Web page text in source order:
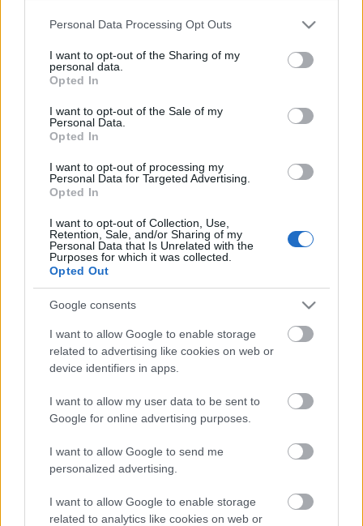
Please note that this website/app uses one or more Google
not limited to your visit or usage behaviour. You may click to
grant or deny consent to Google and its third-party tags to
use your data for below specified purposes in below Google
consent section.
Personal Data Processing Opt Outs
I want to opt-out of the Sharing of my
personal data.
Opted In
I want to opt-out of the Sale of my
Personal Data.
Opted In
I want to opt-out of processing my
Personal Data for Targeted Advertising.
Opted In
I want to opt-out of Collection, Use,
Retention, Sale, and/or Sharing of my
Personal Data that Is Unrelated with the
Purposes for which it was collected.
Opted Out
Google consents
I want to allow Google to enable storage
related to advertising like cookies on web or
device identifiers in apps.
I want to allow my user data to be sent to
Google for online advertising purposes.
I want to allow Google to send me
personalized advertising.
I want to allow Google to enable storage
related to analytics like cookies on web or
SEGÍTIK A VADÁLLOMÁNYT A SOMOGYI
ERDŐKBEN
KEVESEBB FÉNYT!
Országos hírek
TOVÁBBKÉPZÉSEKKEL ERŐSÍT A GÁL FERENC
EGYETEM
HÍRDETÉS
HÍRDETÉS
HÍRDETÉS
LEGOLVASOTTABB
Megnyílt a világ első olyan
gyógyszertára, ahol pirulák helyett